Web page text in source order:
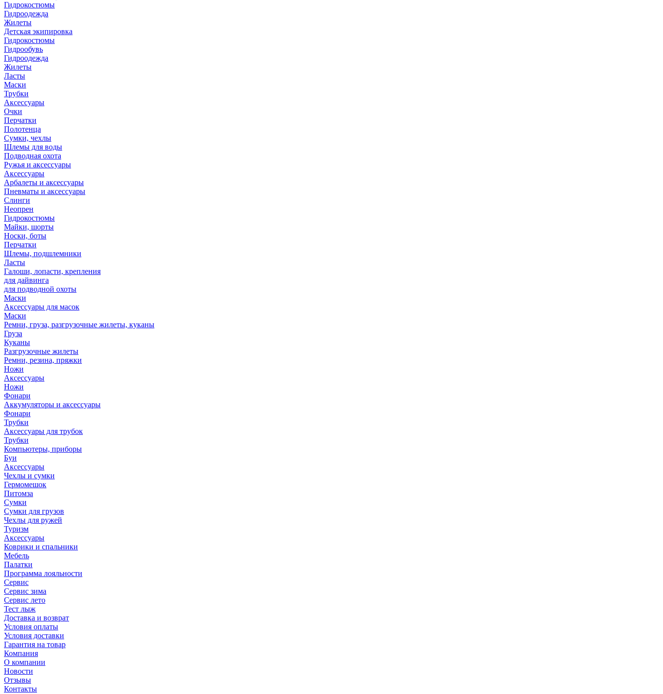
Гидрокостюмы
Гидроодежда
Жилеты
Детская экипировка
Гидрокостюмы
Гидрообувь
Гидроодежда
Жилеты
Ласты
Маски
Трубки
Аксессуары
Очки
Перчатки
Полотенца
Сумки, чехлы
Шлемы для воды
Подводная охота
Ружья и аксессуары
Аксессуары
Арбалеты и аксессуары
Пневматы и аксессуары
Слинги
Неопрен
Гидрокостюмы
Майки, шорты
Носки, боты
Перчатки
Шлемы, подшлемники
Ласты
Галоши, лопасти, крепления
для дайвинга
для подводной охоты
Маски
Аксессуары для масок
Маски
Ремни, груза, разгрузочные жилеты, куканы
Груза
Куканы
Разгрузочные жилеты
Ремни, резина, пряжки
Ножи
Аксессуары
Ножи
Фонари
Аккумуляторы и аксессуары
Фонари
Трубки
Аксессуары для трубок
Трубки
Компьютеры, приборы
Буи
Аксессуары
Чехлы и сумки
Гермомешок
Питомза
Сумки
Сумки для грузов
Чехлы для ружей
Туризм
Аксессуары
Коврики и спальники
Мебель
Палатки
Программа лояльности
Сервис
Сервис зима
Сервис лето
Тест лыж
Доставка и возврат
Условия оплаты
Условия доставки
Гарантия на товар
Компания
О компании
Новости
Отзывы
Контакты